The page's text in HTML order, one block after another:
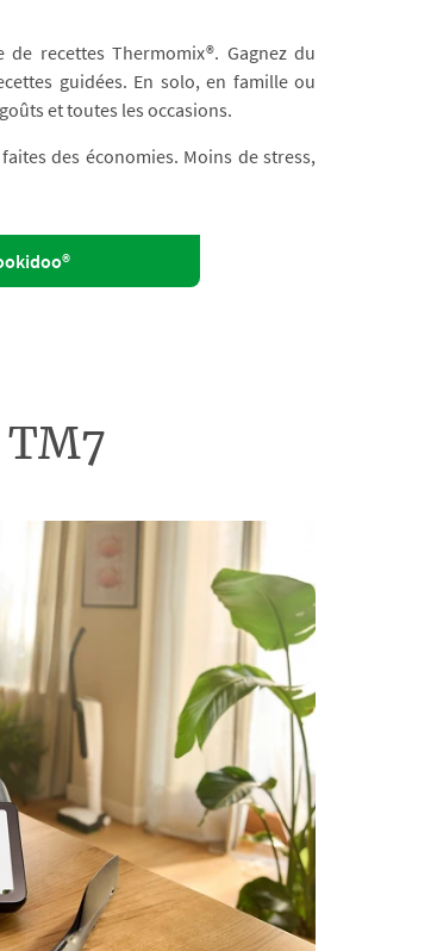
recettes Thermomix®. Gagnez du
guidées. En solo, en famille ou
et toutes les occasions.
des économies. Moins de stress,